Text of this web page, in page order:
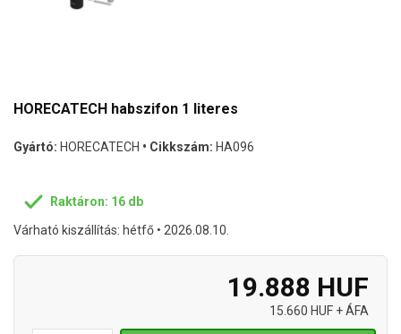
HORECATECH habszifon 1 literes
Gyártó: HORECATECH • Cikkszám: HA096
Raktáron: 16 db
Várható kiszállítás: hétfő • 2026.08.10.
19.888 HUF
15.660 HUF + ÁFA